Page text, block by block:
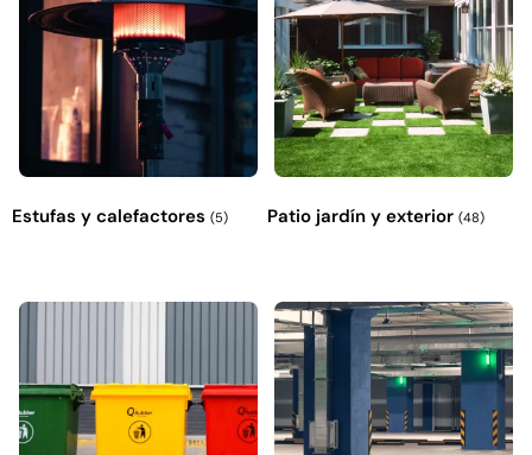
Estufas y calefactores (5) Patio jardín y exterior (48)